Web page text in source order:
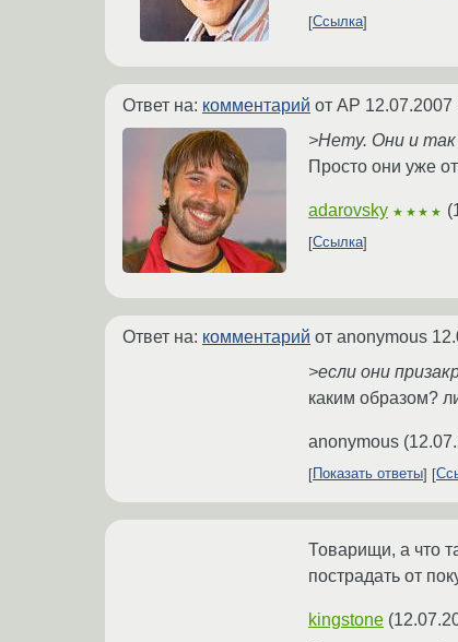
Ссылка
Ответ на: комментарий от AP 12.07.2007
>Нету. Они и так
Просто они уже
adarovsky ★★★★ (
Ссылка
Ответ на: комментарий от anonymous
>если они
каким образом?
anonymous (
Показать ответы
Товарищи, а что
пострадать от
kingstone (